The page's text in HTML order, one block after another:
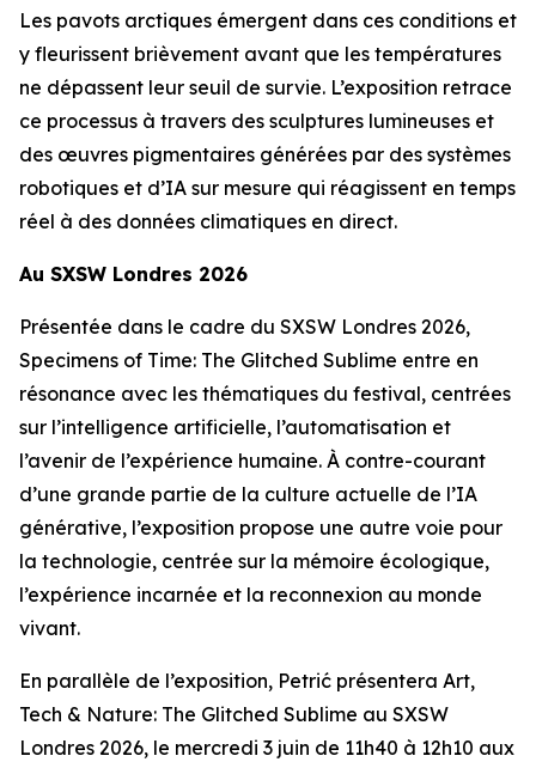
Les pavots arctiques émergent dans ces conditions et
y fleurissent brièvement avant que les températures
ne dépassent leur seuil de survie. L’exposition retrace
ce processus à travers des sculptures lumineuses et
des œuvres pigmentaires générées par des systèmes
robotiques et d’IA sur mesure qui réagissent en temps
réel à des données climatiques en direct.
Au SXSW Londres 2026
Présentée dans le cadre du SXSW Londres 2026,
Specimens of Time: The Glitched Sublime entre en
résonance avec les thématiques du festival, centrées
sur l’intelligence artificielle, l’automatisation et
l’avenir de l’expérience humaine. À contre-courant
d’une grande partie de la culture actuelle de l’IA
générative, l’exposition propose une autre voie pour
la technologie, centrée sur la mémoire écologique,
l’expérience incarnée et la reconnexion au monde
vivant.
En parallèle de l’exposition, Petrić présentera Art,
Tech & Nature: The Glitched Sublime au SXSW
Londres 2026, le mercredi 3 juin de 11h40 à 12h10 aux